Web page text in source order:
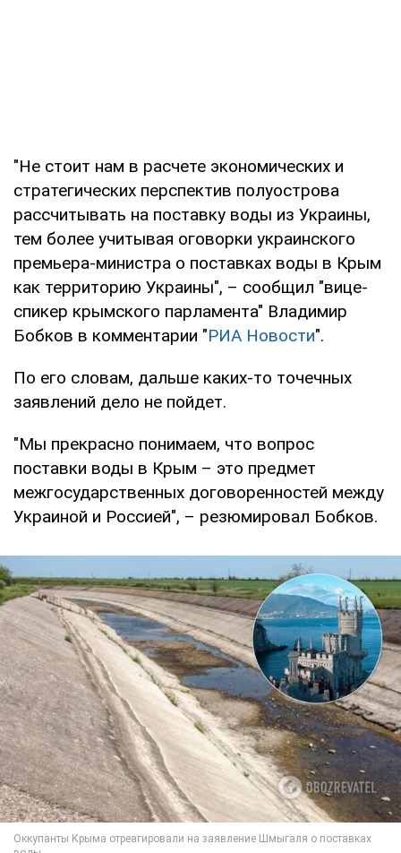
"Не стоит нам в расчете экономических и
стратегических перспектив полуострова
рассчитывать на поставку воды из Украины,
тем более учитывая оговорки украинского
премьера-министра о поставках воды в Крым
как территорию Украины", – сообщил "вице-
спикер крымского парламента" Владимир
Бобков в комментарии "РИА Новости".
По его словам, дальше каких-то точечных
заявлений дело не пойдет.
"Мы прекрасно понимаем, что вопрос
поставки воды в Крым – это предмет
межгосударственных договоренностей между
Украиной и Россией", – резюмировал Бобков.